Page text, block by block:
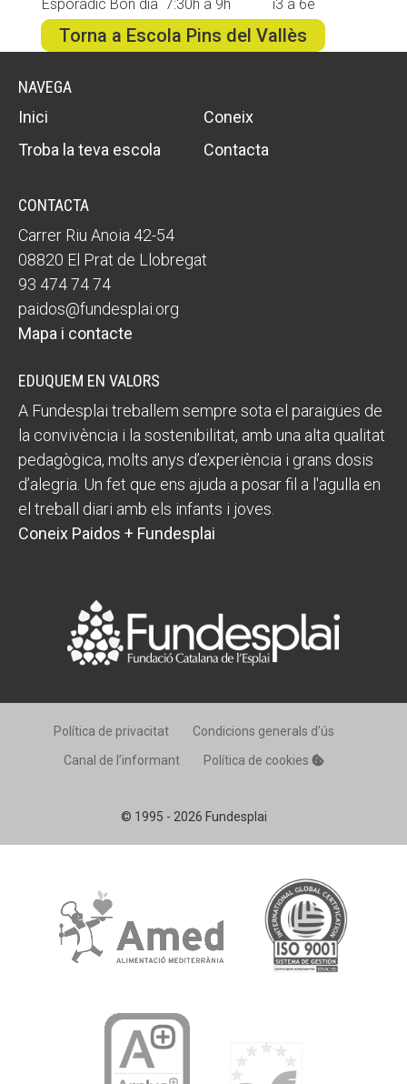
Esporàdic Bon dia 7:30h a 9h
i3 a 6è
Torna a Escola Pins del Vallès
NAVEGA
Inici
Coneix
Troba la teva escola
Contacta
CONTACTA
Carrer Riu Anoia 42-54
08820 El Prat de Llobregat
93 474 74 74
paidos@fundesplai.org
Mapa i contacte
EDUQUEM EN VALORS
A Fundesplai treballem sempre sota el paraigües de
la convivència i la sostenibilitat, amb una alta qualitat
pedagògica, molts anys d’experiència i grans dosis
d’alegria. Un fet que ens ajuda a posar fil a l'agulla en
el treball diari amb els infants i joves.
Coneix Paidos + Fundesplai
© 1995 - 2026 Fundesplai
Política de privacitat
Condicions generals d’ús
Canal de l’informant
Política de cookies